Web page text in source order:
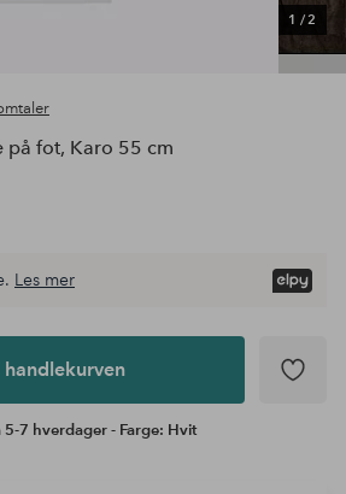
1 /2
på fot, Karo 55 cm
Les mer
handlekurven
5-7 hverdager - Farge: Hvit